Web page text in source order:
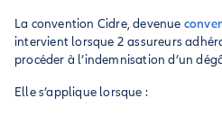
La convention Cidre, devenue
intervient lorsque 2 assureurs
procéder à l’indemnisation d’un
Elle s’applique lorsque :